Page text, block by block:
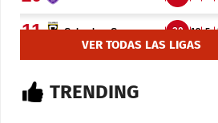
VER TODAS LAS LIGAS
TRENDING